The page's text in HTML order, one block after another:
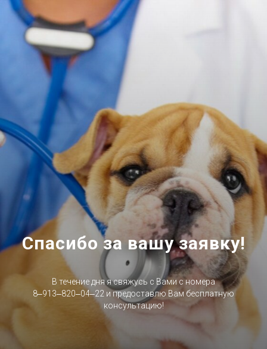
Спасибо за вашу заявку!
В течение дня я свяжусь с Вами с номера
8‒913‒820‒04‒22 и предоставлю Вам бесплатную
консультацию!